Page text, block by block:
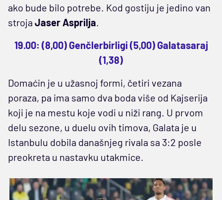
ako bude bilo potrebe. Kod gostiju je jedino van
stroja Jaser Asprilja.
19.00: (8,00) Genčlerbirligi (5,00) Galatasaraj
(1,38)
Domaćin je u užasnoj formi, četiri vezana
poraza, pa ima samo dva boda više od Kajserija
koji je na mestu koje vodi u niži rang. U prvom
delu sezone, u duelu ovih timova, Galata je u
Istanbulu dobila današnjeg rivala sa 3:2 posle
preokreta u nastavku utakmice.